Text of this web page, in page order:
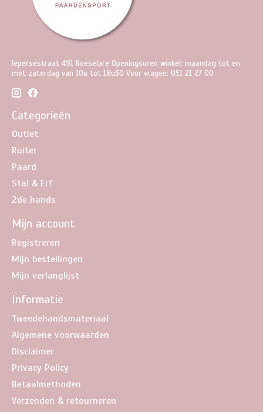
Iepersestraat 491 Roeselare Openingsuren winkel: maandag tot en
met zaterdag van 10u tot 18u30 Voor vragen: 051 21 27 00
Categorieën
Outlet
Ruiter
Paard
Stal & Erf
2de hands
Mijn account
Registreren
Mijn bestellingen
Mijn verlanglijst
Informatie
Tweedehandsmateriaal
Algemene voorwaarden
Disclaimer
Privacy Policy
Betaalmethoden
Verzenden & retourneren